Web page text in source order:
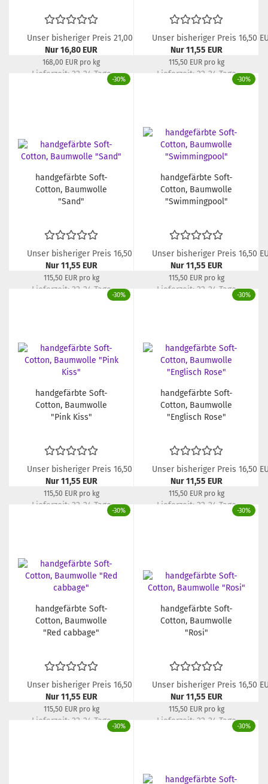
Unser bisheriger Preis 21,00 EUR
Nur 16,80 EUR
168,00 EUR pro kg
Lieferzeit: 22-24 Tage
Unser bisheriger Preis 16,50
Nur 11,55 EUR
115,50 EUR pro kg
Lieferzeit: 22-24 Tage
-30%
handgefärbte Soft-
Cotton, Baumwolle
"Sand"
Unser bisheriger Preis 16,50 EUR
Nur 11,55 EUR
115,50 EUR pro kg
Lieferzeit: 22-24 Tage
-30%
handgefärbte Soft-
Cotton, Baumwolle
"Swimmingpool"
Unser bisheriger Preis 16,50
Nur 11,55 EUR
115,50 EUR pro kg
Lieferzeit: 22-24 Tage
-30%
handgefärbte Soft-
Cotton, Baumwolle
"Pink Kiss"
Unser bisheriger Preis 16,50 EUR
Nur 11,55 EUR
115,50 EUR pro kg
Lieferzeit: 22-24 Tage
-30%
handgefärbte Soft-
Cotton, Baumwolle
"Englisch Rose"
Unser bisheriger Preis 16,50
Nur 11,55 EUR
115,50 EUR pro kg
Lieferzeit: 22-24 Tage
-30%
handgefärbte Soft-
Cotton, Baumwolle
"Red cabbage"
Unser bisheriger Preis 16,50 EUR
Nur 11,55 EUR
115,50 EUR pro kg
Lieferzeit: 22-24 Tage
-30%
handgefärbte Soft-
Cotton, Baumwolle
"Rosi"
Unser bisheriger Preis 16,50
Nur 11,55 EUR
115,50 EUR pro kg
Lieferzeit: 22-24 Tage
-30% -30%